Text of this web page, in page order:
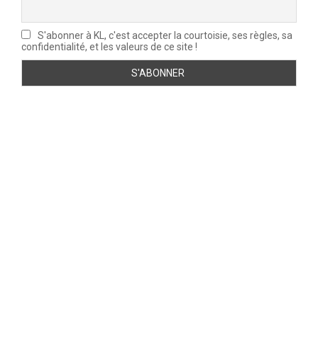
S'abonner à KL, c'est accepter la courtoisie, ses règles, sa
confidentialité, et les valeurs de ce site !